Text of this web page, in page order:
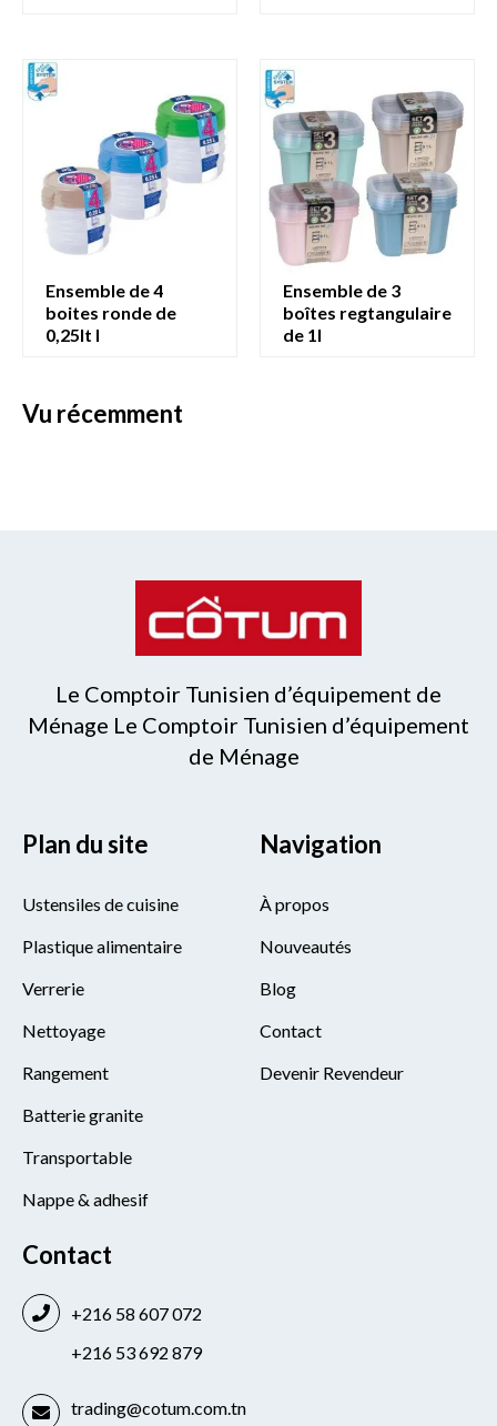
ensemble de 4
boites ronde de
0,25lt l
ensemble de 3
boîtes regtangulaire
de 1l
vu récemment
Le Comptoir Tunisien d’équipement de
Ménage Le Comptoir Tunisien d’équipement
de Ménage
Plan du site
Ustensiles de cuisine
Plastique alimentaire
Verrerie
Nettoyage
Rangement
Batterie granite
Transportable
Nappe & adhesif
Navigation
À propos
Nouveautés
Blog
Contact
Devenir Revendeur
Contact
+216 58 607 072
+216 53 692 879
trading@cotum.com.tn